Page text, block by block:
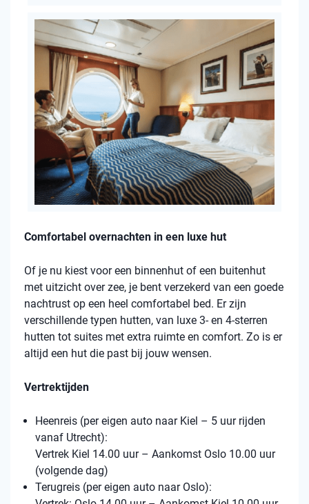
Comfortabel overnachten in een luxe hut
Of je nu kiest voor een binnenhut of een buitenhut
met uitzicht over zee, je bent verzekerd van een goede
nachtrust op een heel comfortabel bed. Er zijn
verschillende typen hutten, van luxe 3- en 4-sterren
hutten tot suites met extra ruimte en comfort. Zo is er
altijd een hut die past bij jouw wensen.
Vertrektijden
Heenreis (per eigen auto naar Kiel – 5 uur rijden
vanaf Utrecht):
Vertrek Kiel 14.00 uur – Aankomst Oslo 10.00 uur
(volgende dag)
Terugreis (per eigen auto naar Oslo):